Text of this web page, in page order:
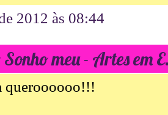
2012 às 08:44
meu - Artes em
queroooooo!!!